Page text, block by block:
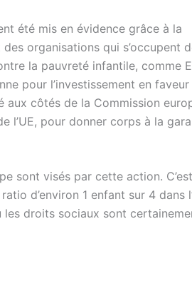
été mis en évidence grâce à la
organisations qui s’occupent
la pauvreté infantile, comme
pour l’investissement en
côtés de la Commission
l’UE, pour donner corps à la
sont visés par cette action.
d’environ 1 enfant sur 4 dans
droits sociaux sont